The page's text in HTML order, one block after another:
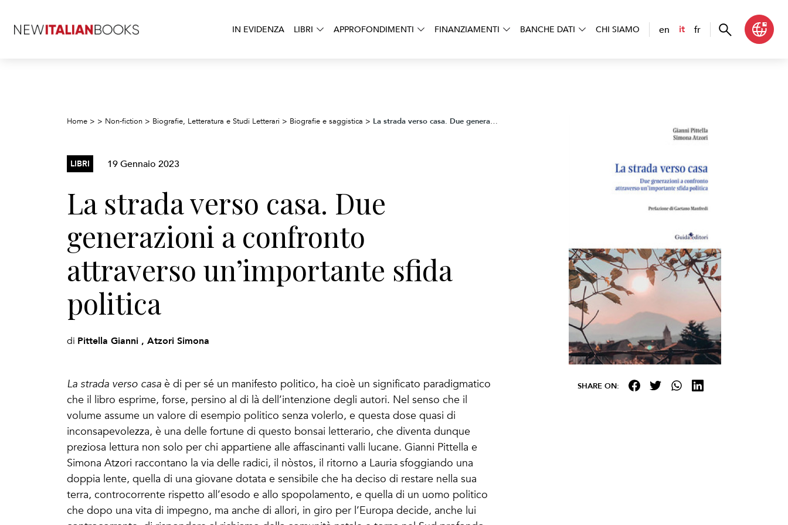
IN EVIDENZA LIBRI APPROFONDIMENTI FINANZIAMENTI BANCHE DATI CHI SIAMO en it fr
Home > > Non-fiction > Biografie, Letteratura e Studi Letterari > Biografie e saggistica > La strada verso casa. Due generazioni a confronto attraverso un’importante sfida politica
LIBRI 19 Gennaio 2023
La strada verso casa. Due
generazioni a confronto
attraverso un’importante sfida
politica
di Pittella Gianni , Atzori Simona
La strada verso casa è di per sé un manifesto politico, ha cioè un significato paradigmatico
che il libro esprime, forse, persino al di là dell’intenzione degli autori. Nel senso che il
volume assume un valore di esempio politico senza volerlo, e questa dose quasi di
inconsapevolezza, è una delle fortune di questo bonsai letterario, che diventa dunque
preziosa lettura non solo per chi appartiene alle affascinanti valli lucane. Gianni Pittella e
Simona Atzori raccontano la via delle radici, il nòstos, il ritorno a Lauria sfoggiando una
doppia lente, quella di una giovane dotata e sensibile che ha deciso di restare nella sua
terra, controcorrente rispetto all’esodo e allo spopolamento, e quella di un uomo politico
che dopo una vita di impegno, ma anche di allori, in giro per l’Europa decide, anche lui
SHARE ON: